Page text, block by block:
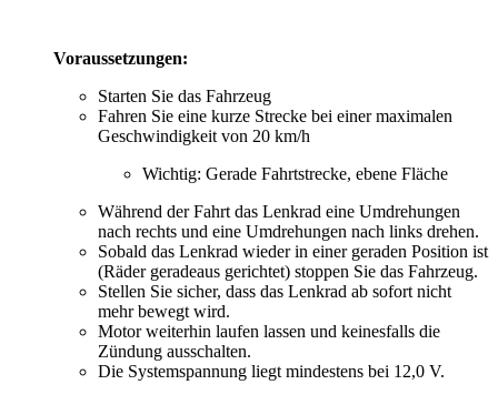
Voraussetzungen:
Starten Sie das Fahrzeug
Fahren Sie eine kurze Strecke bei einer maximalen
Geschwindigkeit von 20 km/h
Wichtig: Gerade Fahrtstrecke, ebene Fläche
Während der Fahrt das Lenkrad eine Umdrehungen
nach rechts und eine Umdrehungen nach links drehen.
Sobald das Lenkrad wieder in einer geraden Position ist
(Räder geradeaus gerichtet) stoppen Sie das Fahrzeug.
Stellen Sie sicher, dass das Lenkrad ab sofort nicht
mehr bewegt wird.
Motor weiterhin laufen lassen und keinesfalls die
Zündung ausschalten.
Die Systemspannung liegt mindestens bei 12,0 V.